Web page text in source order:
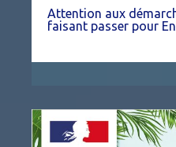
Attention aux
faisant passer pour